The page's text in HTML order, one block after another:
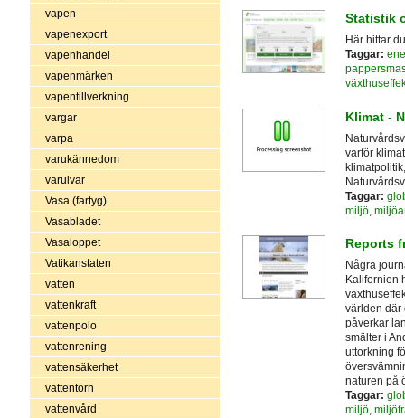
vapen
vapenexport
vapenhandel
vapenmärken
vapentillverkning
vargar
varpa
varukännedom
varulvar
Vasa (fartyg)
Vasabladet
Vasaloppet
Vatikanstaten
vatten
vattenkraft
vattenpolo
vattenrening
vattensäkerhet
vattentorn
vattenvård
Statistik
Här hittar
Taggar:
Klimat -
varför
Taggar:
miljö,
Reports
Några
Kalifornien
världen där
påverkar
smälter i
uttorkning
naturen på
Taggar:
miljö,